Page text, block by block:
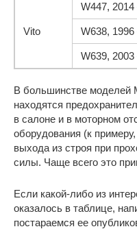
Vito
W447,
W638,
W639,
В большинстве моделей
находятся
в салоне и в моторном
оборудования (к
выхода из строя при
силы. Чаще всего это
Если какой-либо из
оказалось в таблице,
постараемся ее